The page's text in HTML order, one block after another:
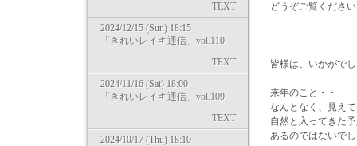
TEXT
2024/12/15 (Sun) 18:15
「きれいレイキ通信」vol.110
TEXT
2024/11/16 (Sat) 18:00
「きれいレイキ通信」vol.109
TEXT
2024/10/17 (Thu) 18:10
どうぞご覧くださ
皆様は、いかがで
来年のこと・・
なんとなく、見え
自然と入ってきた
あるのではないで